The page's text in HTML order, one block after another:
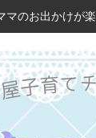
マのお出かけが